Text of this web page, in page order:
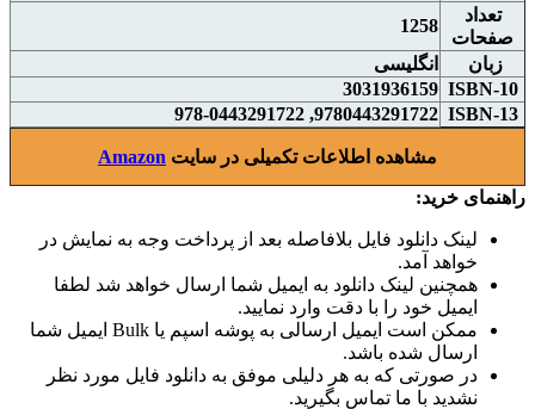
تعداد
صفحات
1258
زبان
انگلیسی
ISBN-10
3031936159
ISBN-13
9780443291722, 978-0443291722
مشاهده اطلاعات تکمیلی در سایت Amazon
راهنمای خرید:
لینک دانلود فایل بلافاصله بعد از پرداخت وجه به نمایش در
خواهد آمد.
همچنین لینک دانلود به ایمیل شما ارسال خواهد شد لطفا
ایمیل خود را با دقت وارد نمایید.
ممکن است ایمیل ارسالی به پوشه اسپم یا Bulk ایمیل شما
ارسال شده باشد.
در صورتی که به هر دلیلی موفق به دانلود فایل مورد نظر
نشدید با ما تماس بگیرید.